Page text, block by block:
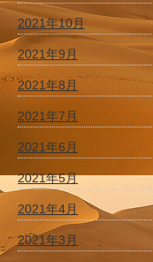
2021年10月
2021年9月
2021年8月
2021年7月
2021年6月
2021年5月
2021年4月
2021年3月